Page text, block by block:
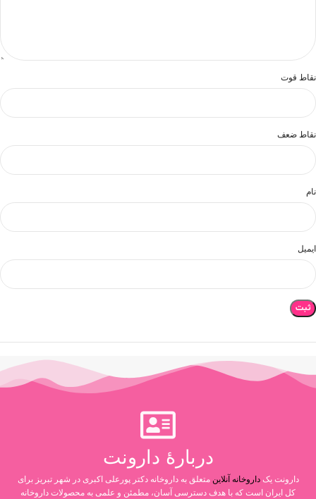
نقاط قوت
نقاط ضعف
نام
ایمیل
دربارۀ دارونت
دارونت یکداروخانه آنلاین متعلق به داروخانه دکتر پورعلی اکبری در شهر تبریز برای
کل ایران است که با هدف دسترسی آسان، مطمئن و علمی به محصولات داروخانه